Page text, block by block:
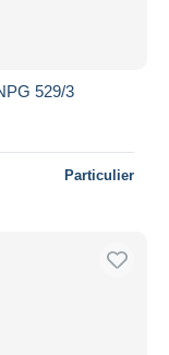
529/3
Particulier